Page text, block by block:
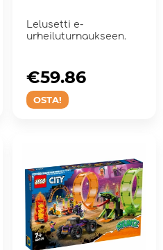
Lelusetti e-
urheiluturnaukseen.
OSTA!
€59.86